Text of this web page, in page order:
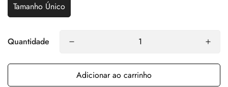
Tamanho Único
Quantidade
Adicionar ao carrinho